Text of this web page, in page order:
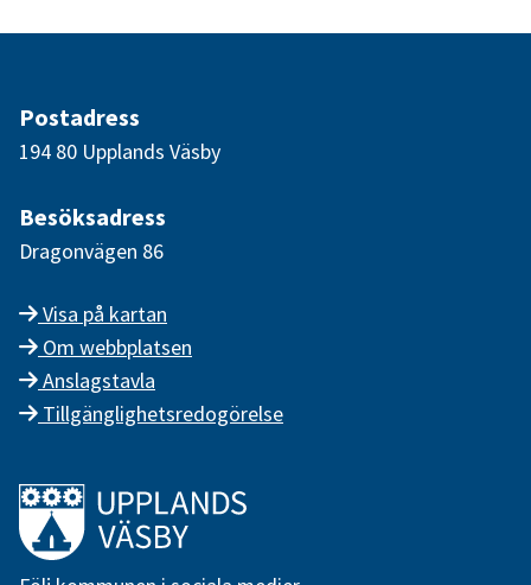
Postadress
194 80 Upplands Väsby
Besöksadress
Dragonvägen 86
Visa på kartan
Om webbplatsen
Anslagstavla
Tillgänglighetsredogörelse